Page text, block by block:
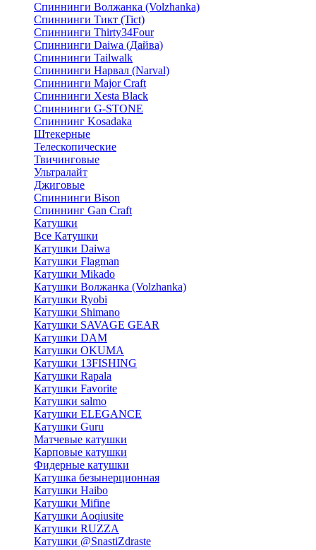
Спиннинги Волжанка (Volzhanka)
Спиннинги Тикт (Tict)
Спиннинги Thirty34Four
Спиннинги Daiwa (Дайва)
Спиннинги Tailwalk
Спиннинги Нарвал (Narval)
Спиннинги Major Craft
Спиннинги Xesta Black
Спиннинги G-STONE
Спиннинг Kosadaka
Штекерные
Телескопические
Твичинговые
Ультралайт
Джиговые
Спиннинги Bison
Спиннинг Gan Craft
Катушки
Все Катушки
Катушки Daiwa
Катушки Flagman
Катушки Mikado
Катушки Волжанка (Volzhanka)
Катушки Ryobi
Катушки Shimano
Катушки SAVAGE GEAR
Катушки DAM
Катушки OKUMA
Катушки 13FISHING
Катушки Rapala
Катушки Favorite
Катушки salmo
Катушки ELEGANCE
Катушки Guru
Матчевые катушки
Карповые катушки
Фидерные катушки
Катушка безынерционная
Катушки Haibo
Катушки Mifine
Катушки Aoqiusite
Катушки RUZZA
Катушки @SnastiZdraste